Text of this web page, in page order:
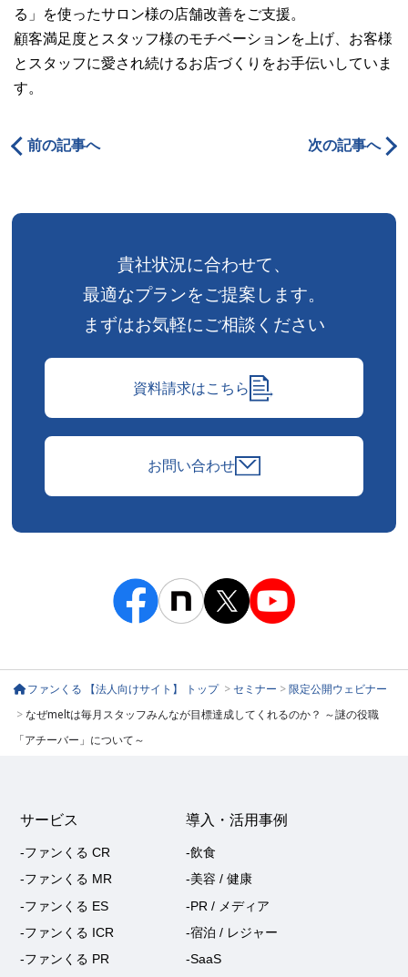
る」を使ったサロン様の店舗改善をご支援。
顧客満足度とスタッフ様のモチベーションを上げ、お客様
とスタッフに愛され続けるお店づくりをお手伝いしていま
す。
前の記事へ 次の記事へ
貴社状況に合わせて、
最適なプランをご提案します。
まずはお気軽にご相談ください
資料請求はこちら
お問い合わせ
ファンくる 【法人向けサイト】 トップ >セミナー >限定公開ウェビナー
>なぜmeltは毎月スタッフみんなが目標達成してくれるのか？ ～謎の役職
「アチーバー」について～
サービス
-ファンくる CR
-ファンくる MR
-ファンくる ES
-ファンくる ICR
-ファンくる PR
導入・活用事例
-飲食
-美容 / 健康
-PR / メディア
-宿泊 / レジャー
-SaaS